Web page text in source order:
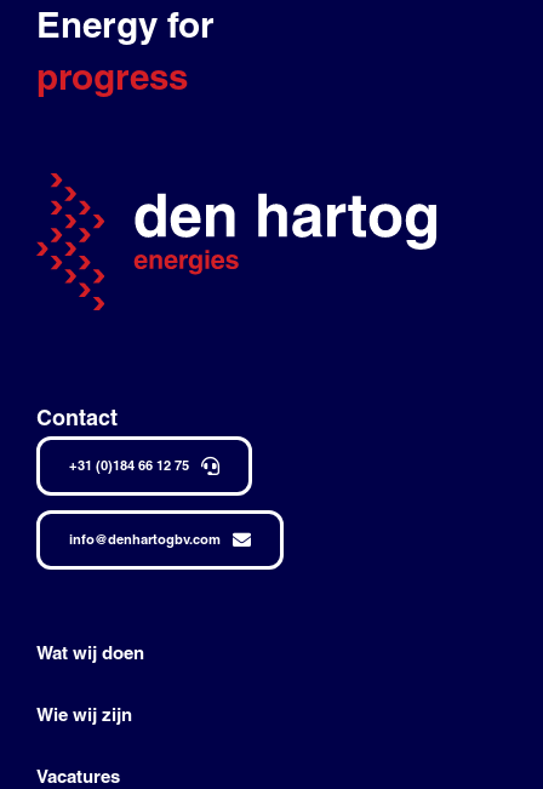
Energy for
progress
Contact
+31 (0)184 66 12 75
info@denhartogbv.com
Wat wij doen
Wie wij zijn
Vacatures